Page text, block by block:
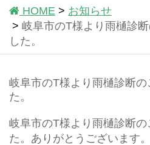
HOME
お知らせ
岐阜市のT様より雨樋診
した。
岐阜市のT様より雨樋診断
た。
岐阜市のT様より雨樋診断
た。ありがとうございます。